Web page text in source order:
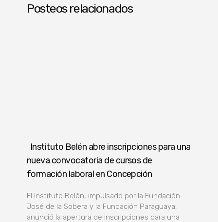
Posteos relacionados
Instituto Belén abre inscripciones para una
nueva convocatoria de cursos de
formación laboral en Concepción
El Instituto Belén, impulsado por la Fundación
José de la Sobera y la Fundación Paraguaya,
anunció la apertura de inscripciones para una